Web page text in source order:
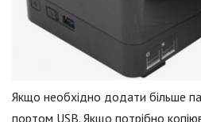
Якщо необхідно додати більше
портом USB. Якщо потрібно